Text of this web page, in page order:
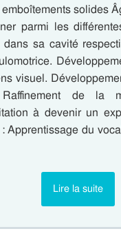
solides
parmi les
sa cavité
visuel.
Raffinement de la
à devenir un
Apprentissage du
Lire la suite